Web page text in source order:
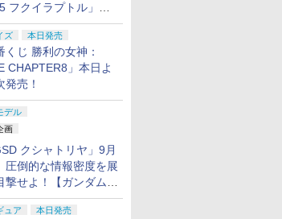
フクイラプトル」本
！
ズ 本日発売
くじ 勝利の女神：
CHAPTER8」本日よ
発売！
デル
画
クシャトリヤ」9月
圧倒的な情報密度を展
撃せよ！【ガンダムベ
り下ろし】
ュア 本日発売